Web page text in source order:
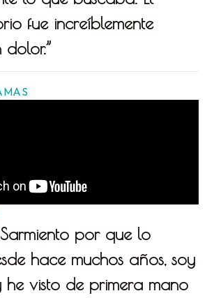
fue increíblemente
Sarmiento por que lo
hace muchos años, soy
he visto de primera mano